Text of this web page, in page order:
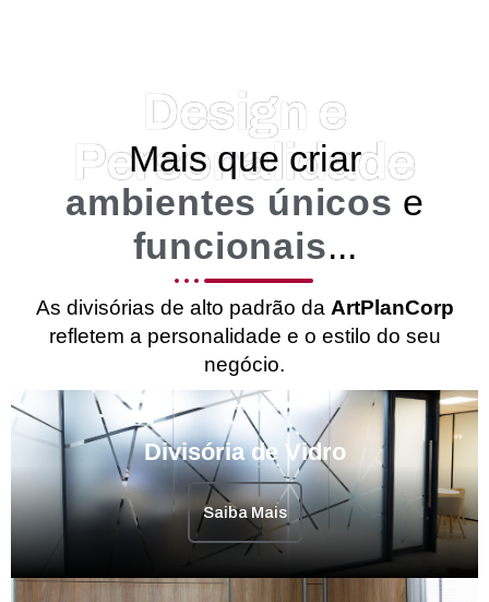
Design e
Personalidade
Mais que criar
ambientes únicos e
funcionais...
As divisórias de alto padrão da ArtPlanCorp
refletem a personalidade e o estilo do seu
negócio.
Divisória de Vidro
Saiba Mais